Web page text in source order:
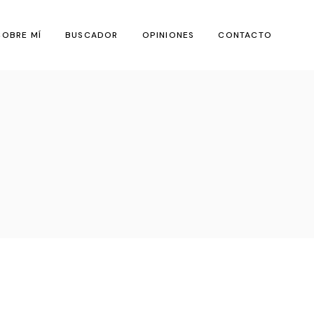
MÍ BUSCADOR OPINIONES CONTACTO